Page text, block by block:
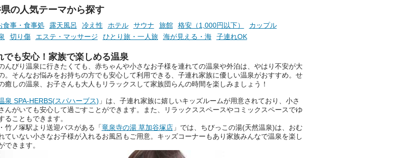
の人気テーマから探す
食事・食事処 露天風呂 冷え性 ホテル サウナ 旅館 格安（1,000円以下）
カップル
切り傷 エステ・マッサージ ひとり旅・一人旅 海が見える・海 子連れOK
でも安心！家族で楽しめる温泉
んびり温泉に行きたくても、赤ちゃんや小さなお子様を連れての温泉や外泊は、やはり不安が大
。そんなお悩みをお持ちの方でも安心して利用できる、子連れ家族に優しい温泉がおすすめ。せ
癒しの温泉、お子さんも大人もリラックスして家族団らんの時間を楽しみましょう！
泉 SPA-HERBS(スパハーブス) 」は、子連れ家族に嬉しいキッズルームが用意されており、小さ
んがいても安心して過ごすことができます。また、リラックススペースやコミックスペースでゆ
ることもできます。
竹ノ塚駅より送迎バスがある「竜泉寺の湯 草加谷塚店」では、ちびっこの湯(天然温泉)は、おむ
ていない小さなお子様が入れるお風呂もご用意。キッズコーナーもあり家族みんなで温泉を楽し
できます。